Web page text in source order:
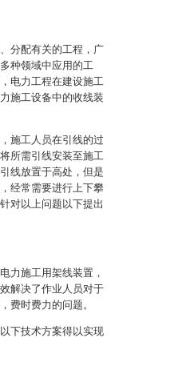
分配有关的工程，广
种领域中应用的工
电力工程在建设施工
施工设备中的收线装
施工人员在引线的过
所需引线安装至施工
线放置于高处，但是
经常需要进行上下攀
对以上问题以下提出
力施工用架线装置，
解决了作业人员对于
费时费力的问题。
下技术方案得以实现